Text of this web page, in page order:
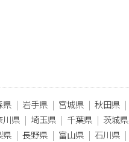
県 岩手県 宮城県 秋田県
川県 埼玉県 千葉県 茨城県
県 長野県 富山県 石川県